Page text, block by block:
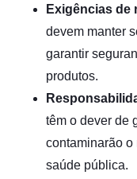
Exigências de
devem manter
garantir
produtos.
têm o dever de
contaminarão o
saúde pública.